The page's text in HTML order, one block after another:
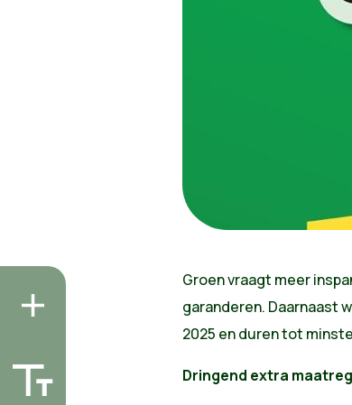
Groen vraagt meer
garanderen. Daarnaast
2025 en duren tot
Dringend extra